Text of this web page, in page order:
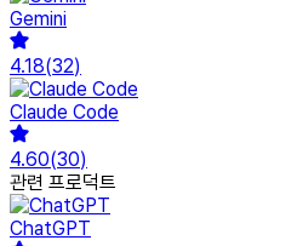
Gemini
4.18(32)
Claude Code
4.60(30)
관련 프로덕트
ChatGPT